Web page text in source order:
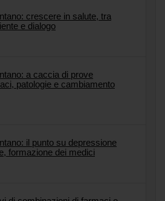
crescere in salute, tra
e dialogo
a caccia di prove
patologie e cambiamento
il punto su depressione
formazione dei medici